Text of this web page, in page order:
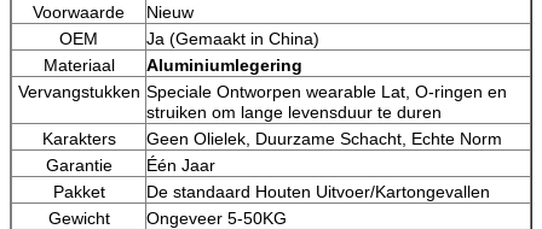
Voorwaarde
Nieuw
OEM
Ja (Gemaakt in China)
Materiaal
Aluminiumlegering
Vervangstukken Speciale Ontworpen wearable Lat, O-ringen en
struiken om lange levensduur te duren
Karakters
Geen Olielek, Duurzame Schacht, Echte Norm
Garantie
Één Jaar
Pakket
De standaard Houten Uitvoer/Kartongevallen
Gewicht
Ongeveer 5-50KG